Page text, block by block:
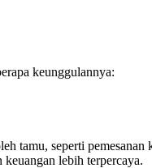
keunggulannya:
seperti pemesanan
lebih terpercaya.